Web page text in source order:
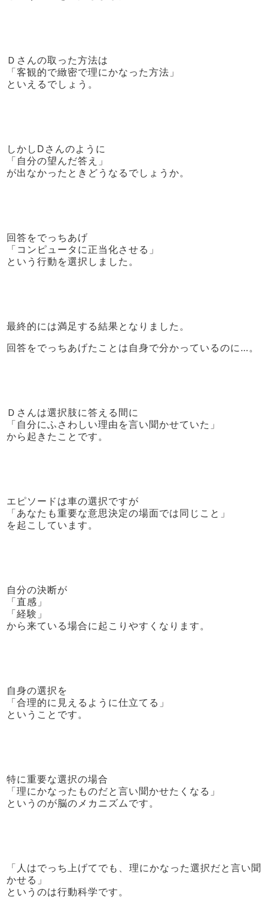
Ｄさんの取った方法は
「客観的で緻密で理にかなった方法」
といえるでしょう。
しかしDさんのように
「自分の望んだ答え」
が出なかったときどうなるでしょうか。
回答をでっちあげ
「コンピュータに正当化させる」
という行動を選択しました。
最終的には満足する結果となりました。
回答をでっちあげたことは自身で分かっているのに…。
Ｄさんは選択肢に答える間に
「自分にふさわしい理由を言い聞かせていた」
から起きたことです。
エピソードは車の選択ですが
「あなたも重要な意思決定の場面では同じこと」
を起こしています。
自分の決断が
「直感」
「経験」
から来ている場合に起こりやすくなります。
自身の選択を
「合理的に見えるように仕立てる」
ということです。
特に重要な選択の場合
「理にかなったものだと言い聞かせたくなる」
というのが脳のメカニズムです。
「人はでっち上げてでも、理にかなった選択だと言い聞
かせる」
というのは行動科学です。